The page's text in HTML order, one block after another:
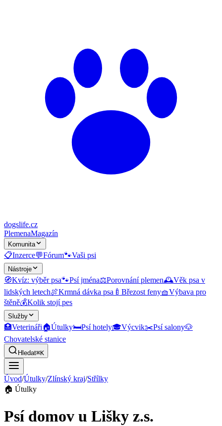
dogslife.cz
PlemenaMagazín
Komunita
📋Inzerce💬Fórum🐾Vaši psi
Nástroje
🧭Kvíz: výběr psa🐾Psí jména⚖️Porovnání plemen🕰️Věk psa v
lidských letech🍖Krmná dávka psa 🍼 Březost feny🧺Výbava pro
štěně💰Kolik stojí pes
Služby
🏥Veterináři🏠Útulky🛏️Psí hotely🎓Výcvik✂️Psí salony🐶
Chovatelské stanice
Hledat⌘K
Úvod/Útulky/Zlínský kraj/Střílky
🏠 Útulky
Psí domov u Lišky z.s.